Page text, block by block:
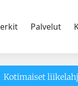
Palvelut
Kotimaiset